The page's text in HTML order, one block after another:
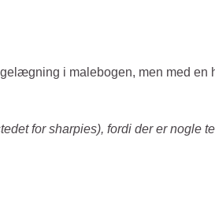
i malebogen, men med en
for sharpies), fordi der er nogle